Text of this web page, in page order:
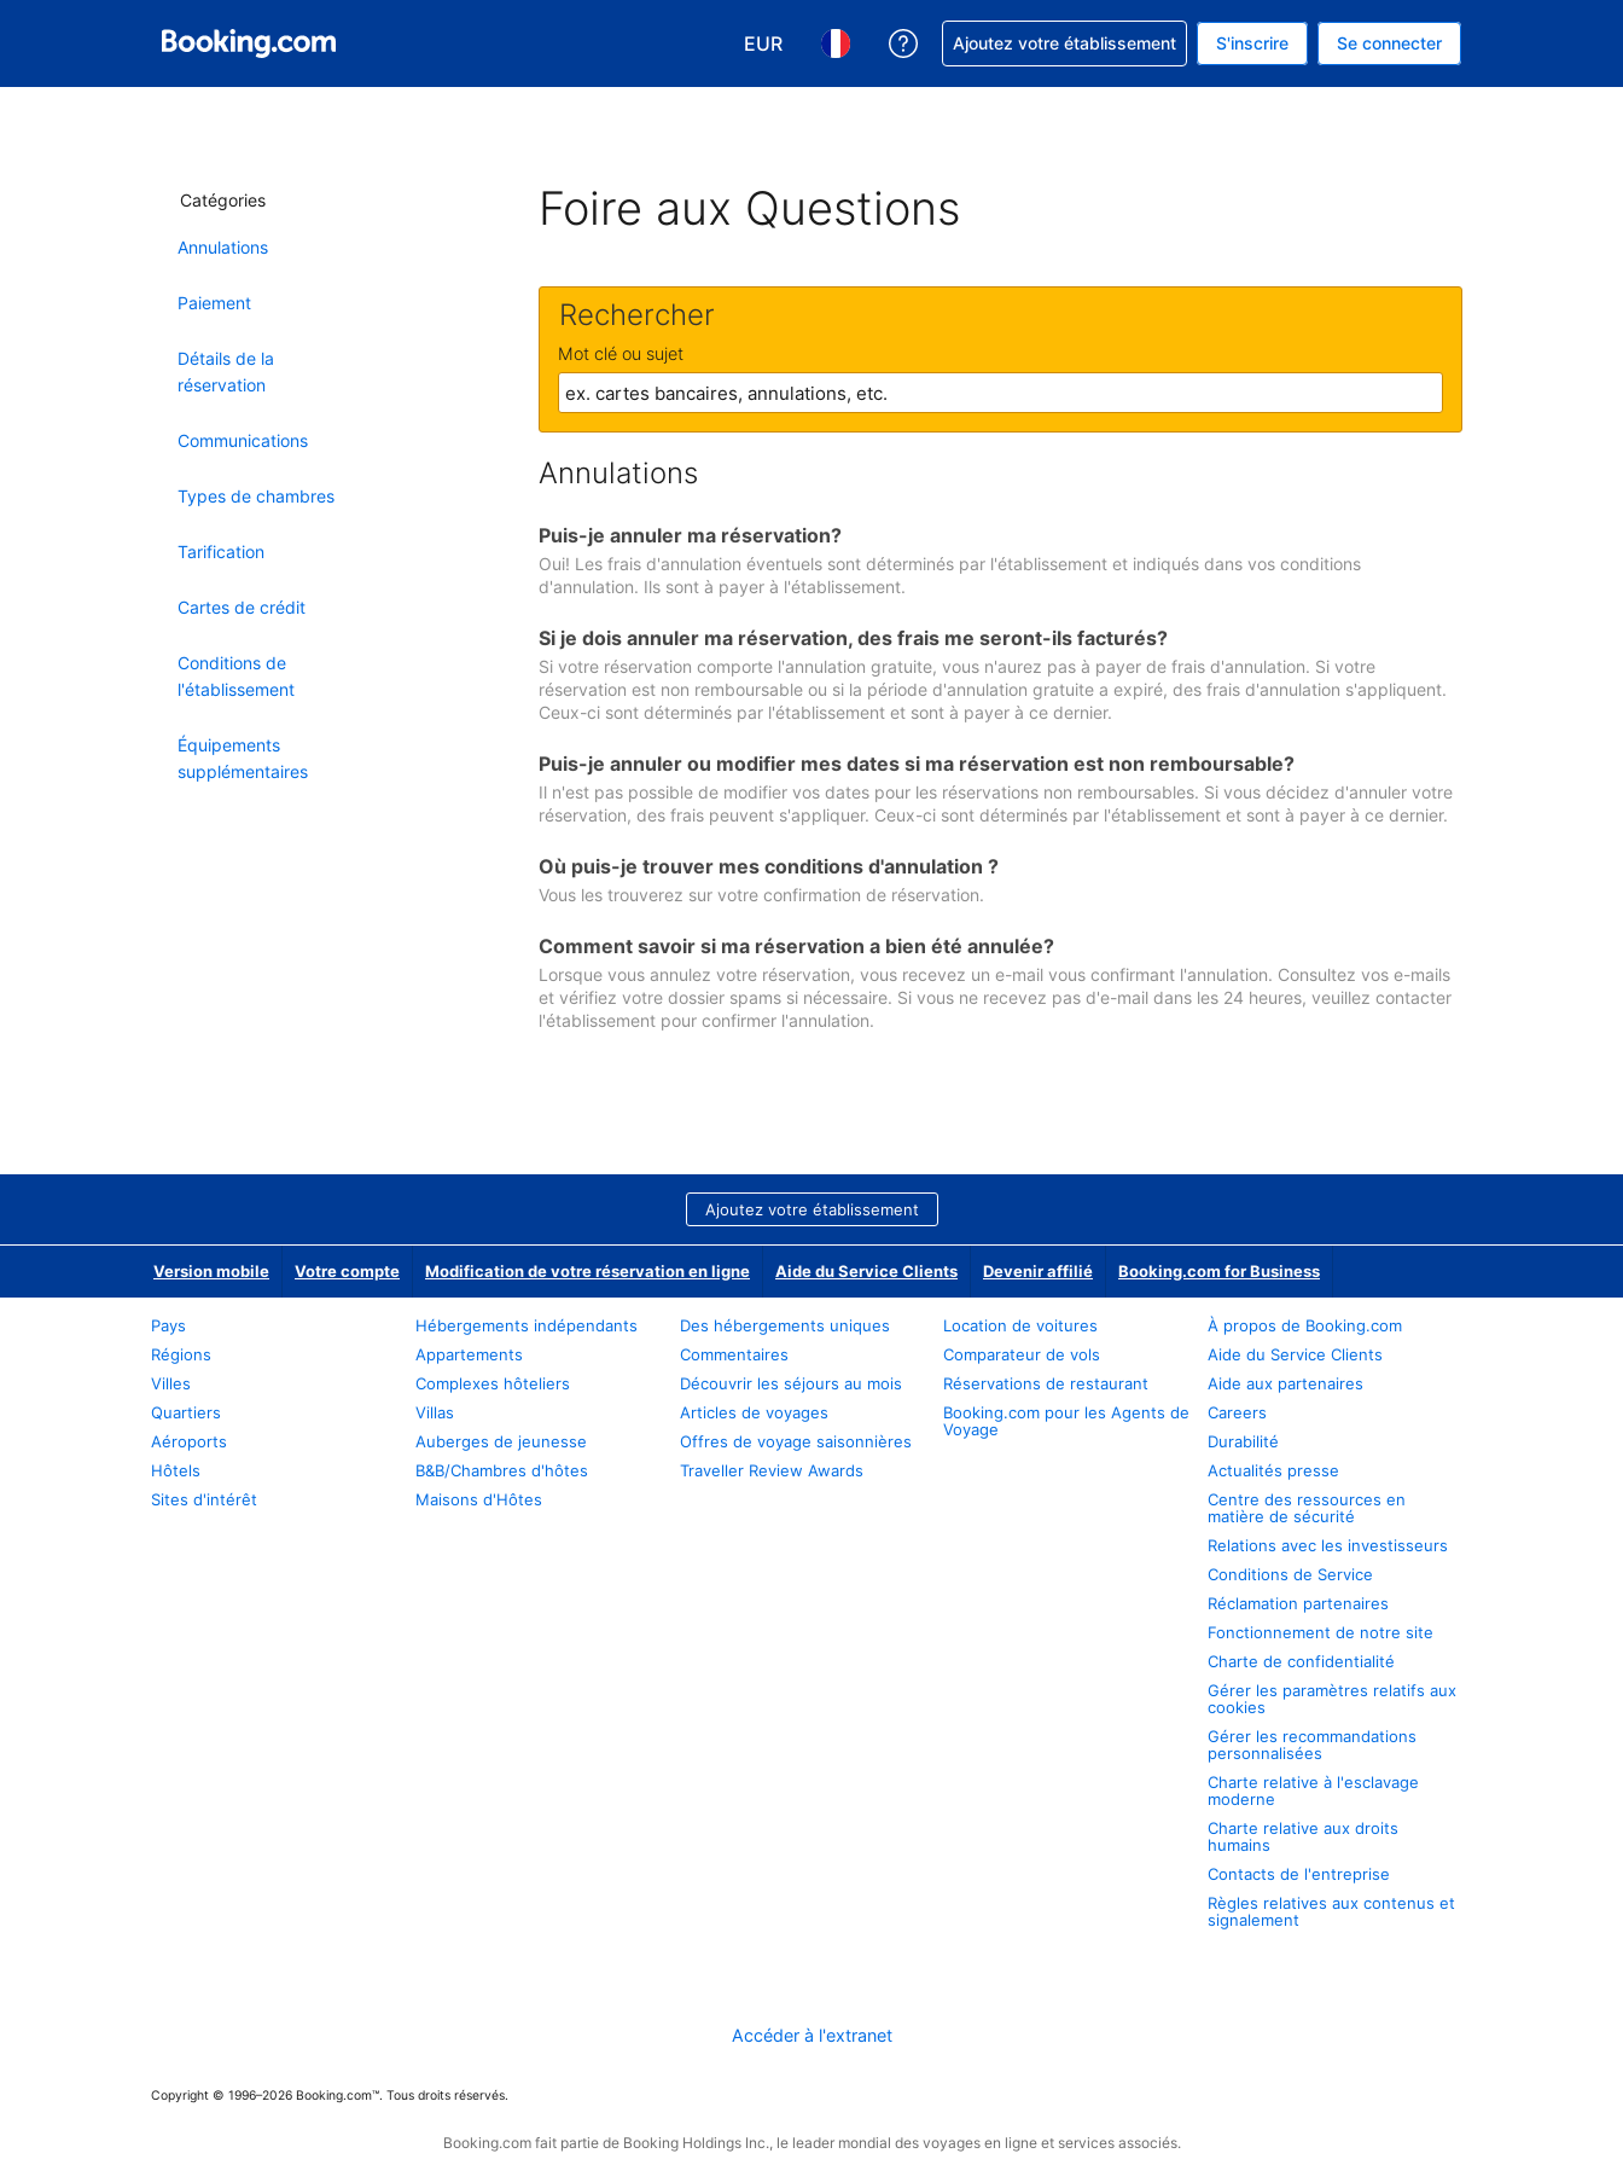
EUR
Choisissez votre devise. Votre devise actuelle est celle-ci : EUR.
Choisissez votre langue. Votre langue actuelle est celle-ci : Français.
Obtenez de l'aide concernant votre réservation
Ajoutez votre établissement S'inscrire Se connecter
Catégories
Annulations
Paiement
Détails de la
réservation
Communications
Types de chambres
Tarification
Cartes de crédit
Conditions de
l'établissement
Équipements
supplémentaires
Foire aux Questions
Rechercher
Mot clé ou sujet
Annulations
Puis-je annuler ma réservation?
Oui! Les frais d'annulation éventuels sont déterminés par l'établissement et indiqués dans vos conditions
d'annulation. Ils sont à payer à l'établissement.
Si je dois annuler ma réservation, des frais me seront-ils facturés?
Si votre réservation comporte l'annulation gratuite, vous n'aurez pas à payer de frais d'annulation. Si votre
réservation est non remboursable ou si la période d'annulation gratuite a expiré, des frais d'annulation s'appliquent.
Ceux-ci sont déterminés par l'établissement et sont à payer à ce dernier.
Puis-je annuler ou modifier mes dates si ma réservation est non remboursable?
Il n'est pas possible de modifier vos dates pour les réservations non remboursables. Si vous décidez d'annuler votre
réservation, des frais peuvent s'appliquer. Ceux-ci sont déterminés par l'établissement et sont à payer à ce dernier.
Où puis-je trouver mes conditions d'annulation ?
Vous les trouverez sur votre confirmation de réservation.
Comment savoir si ma réservation a bien été annulée?
Lorsque vous annulez votre réservation, vous recevez un e-mail vous confirmant l'annulation. Consultez vos e-mails
et vérifiez votre dossier spams si nécessaire. Si vous ne recevez pas d'e-mail dans les 24 heures, veuillez contacter
l'établissement pour confirmer l'annulation.
Ajoutez votre établissement
Version mobile Votre compte Modification de votre réservation en ligne Aide du Service Clients Devenir affilié Booking.com for Business
Pays
Régions
Villes
Quartiers
Aéroports
Hôtels
Sites d'intérêt
Hébergements indépendants
Appartements
Complexes hôteliers
Villas
Auberges de jeunesse
B&B/Chambres d'hôtes
Maisons d'Hôtes
Des hébergements uniques
Commentaires
Découvrir les séjours au mois
Articles de voyages
Offres de voyage saisonnières
Traveller Review Awards
Location de voitures
Comparateur de vols
Réservations de restaurant
Booking.com pour les Agents de
Voyage
À propos de Booking.com
Aide du Service Clients
Aide aux partenaires
Careers
Durabilité
Actualités presse
Centre des ressources en
matière de sécurité
Relations avec les investisseurs
Conditions de Service
Réclamation partenaires
Fonctionnement de notre site
Charte de confidentialité
Gérer les paramètres relatifs aux
cookies
Gérer les recommandations
personnalisées
Charte relative à l'esclavage
moderne
Charte relative aux droits
humains
Contacts de l'entreprise
Règles relatives aux contenus et
signalement
Accéder à l'extranet
Copyright © 1996–2026 Booking.com™. Tous droits réservés.
Booking.com fait partie de Booking Holdings Inc., le leader mondial des voyages en ligne et services associés.